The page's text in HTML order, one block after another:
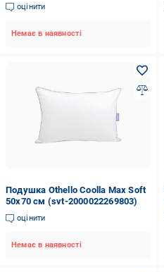
оцінити
Немає в наявності
Подушка Othello Coolla Max Soft
50х70 см (svt-2000022269803)
оцінити
Немає в наявності